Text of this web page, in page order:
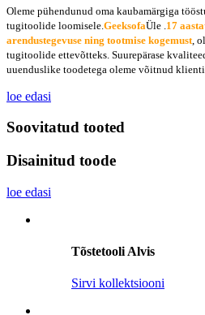
Oleme pühendunud oma kaubamärgiga
tugitoolide loomisele. GeeksofaÜle . 17
arendustegevuse ning tootmise kogemust ,
tugitoolide ettevõtteks. Suurepärase
uuenduslike toodetega oleme võitnud
loe edasi
Soovitatud tooted
Disainitud toode
loe edasi
Tõstetooli Alvis
Sirvi kollektsiooni